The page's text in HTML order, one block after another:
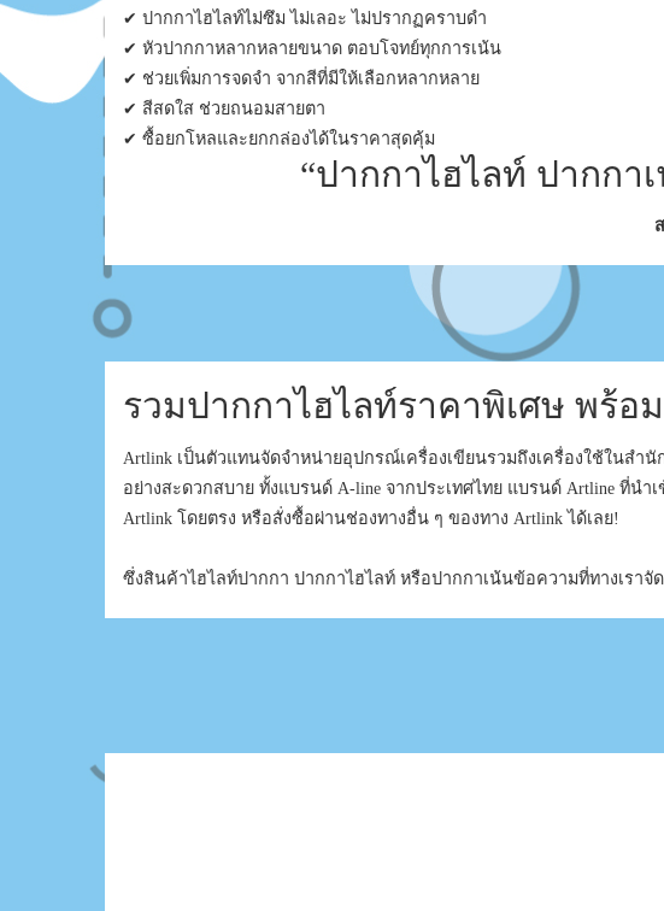
✔ ปากกาไฮไลท์ไม่ซึม ไม่เลอะ ไม่ปรากฏคราบดำ
✔ หัวปากกาหลากหลายขนาด ตอบโจทย์ทุกการเน้น
✔ ช่วยเพิ่มการจดจำ จากสีที่มีให้เลือกหลากหลาย
✔ สีสดใส ช่วยถนอมสายตา
✔ ซื้อยกโหลและยกกล่องได้ในราคาสุดคุ้ม
“ปากกาไฮไลท์ ปากกา
รวมปากกาไฮไลท์ราคาพิเศษ พร้อ
Artlink เป็นตัวแทนจัดจำหน่ายอุปกรณ์เครื่องเขียนรวมถึงเครื่องใช้ในส
อย่างสะดวกสบาย ทั้งแบรนด์ A-line จากประเทศไทย แบรนด์ Artline ที่น
Artlink โดยตรง หรือสั่งซื้อผ่านช่องทางอื่น ๆ ของทาง Artlink ได้เลย!
ซึ่งสินค้าไฮไลท์ปากกา ปากกาไฮไลท์ หรือปากกาเน้นข้อความที่ทางเราจั